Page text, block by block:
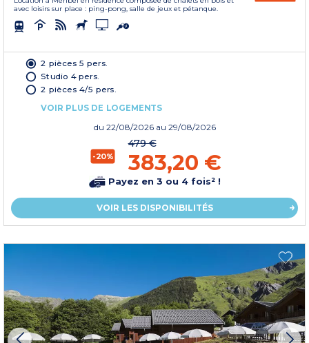
avec loisirs sur place : ping-pong, salle de jeux et pétanque.
2 pièces 5 pers.
Studio 4 pers.
2 pièces 4/5 pers.
VOIR PLUS DE LOGEMENTS
du 22/08/2026 au 29/08/2026
-20%
479 €
383,20 €
Payez en 3 ou 4 fois² !
VOIR LES DISPONIBILITÉS